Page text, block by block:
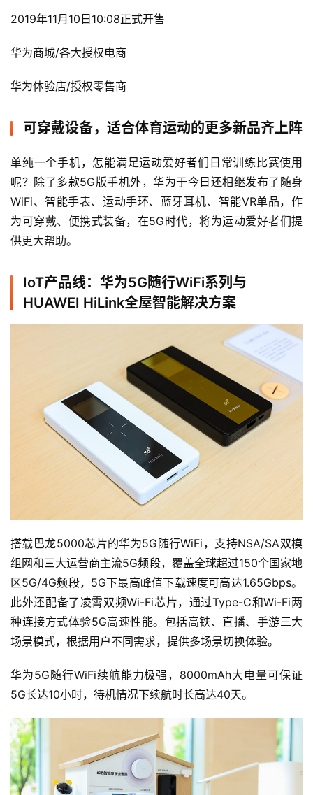
比
赛
观
察
备
训
练
2019年11月10日10:08正式开售
华为商城/各大授权电商
华为体验店/授权零售商
可穿戴设备，适合体育运动的更多新品齐上阵
单纯一个手机，怎能满足运动爱好者们日常训练比赛使用
呢？除了多款5G版手机外，华为于今日还相继发布了随身
WiFi、智能手表、运动手环、蓝牙耳机、智能VR单品，作
为可穿戴、便携式装备，在5G时代，将为运动爱好者们提
供更大帮助。
IoT产品线：华为5G随行WiFi系列与
HUAWEI HiLink全屋智能解决方案
搭载巴龙5000芯片的华为5G随行WiFi，支持NSA/SA双模
组网和三大运营商主流5G频段，覆盖全球超过150个国家地
区5G/4G频段，5G下最高峰值下载速度可高达1.65Gbps。
此外还配备了凌霄双频Wi-Fi芯片，通过Type-C和Wi-Fi两
种连接方式体验5G高速性能。包括高铁、直播、手游三大
场景模式，根据用户不同需求，提供多场景切换体验。
华为5G随行WiFi续航能力极强，8000mAh大电量可保证
5G长达10小时，待机情况下续航时长高达40天。